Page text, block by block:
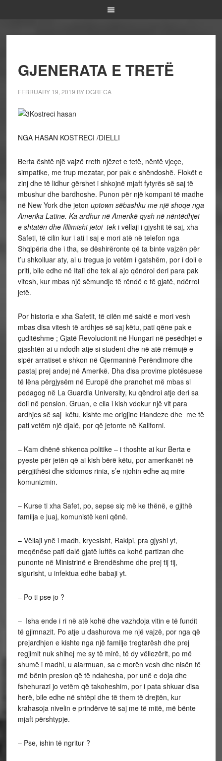
GJENERATA E TRETË
FEBRUARY 19, 2019 BY DGRECA
NGA HASAN KOSTRECI /DIELLI
Berta është një vajzë rreth njëzet e tetë, nëntë vjeçe,
simpatike, me trup mezatar, por pak e shëndoshë. Flokët e
zinj dhe të lidhur gërshet i shkojnë mjaft fytyrës së saj të
mbushur dhe bardhoshe. Punon për një kompani të madhe
në New York dhe jeton uptown sëbashku me një shoqe nga
Amerika Latine. Ka ardhur në Amerikë qysh në nëntëdhjet
e shtatën dhe fillimisht jetoi teki vëllaji i gjyshit të saj, xha
Safeti, të cilin kur i ati i saj e mori atë në telefon nga
Shqipëria dhe i tha, se dëshirëronte që ta binte vajzën për
t’u shkolluar aty, ai u tregua jo vetëm i gatshëm, por i doli e
priti, bile edhe në Itali dhe tek ai ajo qëndroi deri para pak
vitesh, kur mbas një sëmundje të rëndë e të gjatë, ndërroi
jetë.
Por historia e xha Safetit, të cilën më saktë e mori vesh
mbas disa vitesh të ardhjes së saj këtu, pati qëne pak e
çuditëshme ; Gjatë Revolucionit në Hungari në pesëdhjet e
gjashtën ai u ndodh atje si student dhe në atë rrëmujë e
sipër arratiset e shkon në Gjermaninë Perëndimore dhe
pastaj prej andej në Amerikë. Dha disa provime plotësuese
të lëna përgjysëm në Europë dhe pranohet më mbas si
pedagog në La Guardia University, ku qëndroi atje deri sa
doli në pension. Gruan, e cila i kish vdekur një vit para
ardhjes së saj këtu, kishte me origjine irlandeze dhe me të
pati vetëm një djalë, por që jetonte në Kaliforni.
– Kam dhënë shkenca politike – i thoshte ai kur Berta e
pyeste për jetën që ai kish bërë këtu, por amerikanët në
përgjithësi dhe sidomos rinia, s’e njohin edhe aq mire
komunizmin.
– Kurse ti xha Safet, po, sepse siç më ke thënë, e gjithë
familja e juaj, komunistë keni qënë.
– Vëllaji ynë i madh, kryesisht, Rakipi, pra gjyshi yt,
meqënëse pati dalë gjatë luftës ca kohë partizan dhe
punonte në Ministrinë e Brendëshme dhe prej tij tij,
sigurisht, u infektua edhe babaji yt.
– Po ti pse jo ?
– Isha ende i ri në atë kohë dhe vazhdoja vitin e të fundit
të gjimnazit. Po atje u dashurova me një vajzë, por nga që
prejardhjen e kishte nga një familje tregtarësh dhe prej
regjimit nuk shihej me sy të mirë, të dy vëllezërit, po më
shumë i madhi, u alarmuan, sa e morën vesh dhe nisën të
më bënin presion që të ndahesha, por unë e doja dhe
fshehurazi jo vetëm që takoheshim, por i pata shkuar disa
herë, bile edhe në shtëpi dhe të them të drejtën, kur
krahasoja nivelin e prindërve të saj me të mitë, më bënte
mjaft përshtypje.
– Pse, ishin të ngritur ?